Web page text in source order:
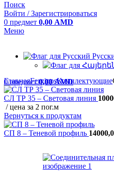
Поиск
Войти / Зарегистрироваться
0 предмет 0,00 AMD
Меню
0предмет 0,00AMD
ГлавнаяFergippsКомплектующие
СЛ ТР 35 – Световая линия
цена за 2 пог.м
Вернуться к продуктам
СП 8 – Теневой профиль